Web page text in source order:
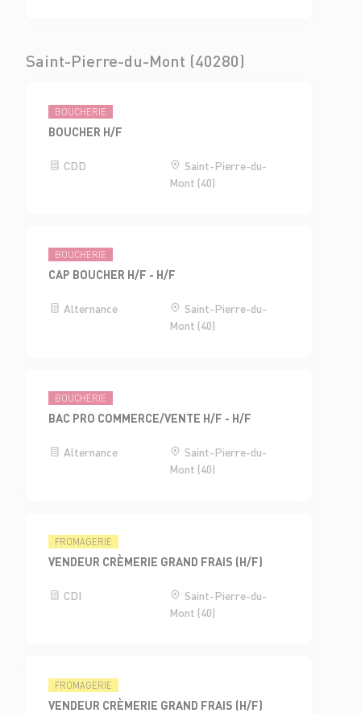
Saint-Pierre-du-Mont (40280)
BOUCHERIE
BOUCHER H/F
CDD
Saint-Pierre-du-
Mont (40)
BOUCHERIE
CAP BOUCHER H/F - H/F
Alternance
Saint-Pierre-du-
Mont (40)
BOUCHERIE
BAC PRO COMMERCE/VENTE H/F - H/F
Alternance
Saint-Pierre-du-
Mont (40)
FROMAGERIE
VENDEUR CRÈMERIE GRAND FRAIS (H/F)
CDI
Saint-Pierre-du-
Mont (40)
FROMAGERIE
VENDEUR CRÈMERIE GRAND FRAIS (H/F)